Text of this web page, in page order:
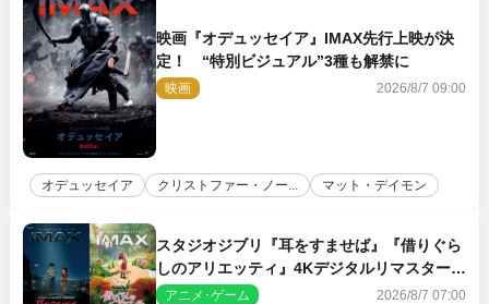
映画『オデュッセイア』IMAX先行上映が決
定！ “特別ビジュアル”3種も解禁に
映画 2026/8/7 09:00
オデュッセイア クリストファー・ノー... マット・デイモン
スタジオジブリ『耳をすませば』『借りぐら
しのアリエッティ』4Kデジタルリマスターで
IMAX上映決定！
アニメ･ゲーム 2026/8/7 07:00